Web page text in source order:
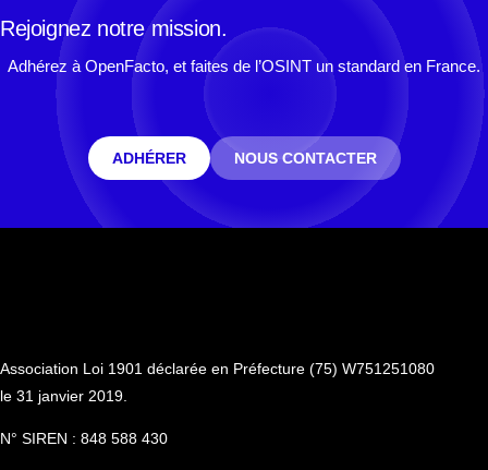
Rejoignez notre mission.
Adhérez à OpenFacto, et faites de l’OSINT un standard en France.
ADHÉRER NOUS CONTACTER
Association Loi 1901 déclarée en Préfecture (75) W751251080
le 31 janvier 2019.
N° SIREN : 848 588 430